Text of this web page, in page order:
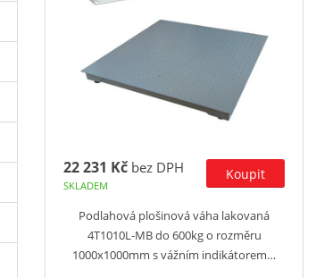
22 231 Kč bez DPH
SKLADEM
Podlahová plošinová váha lakovaná
4T1010L-MB do 600kg o rozměru
1000x1000mm s vážním indikátorem…